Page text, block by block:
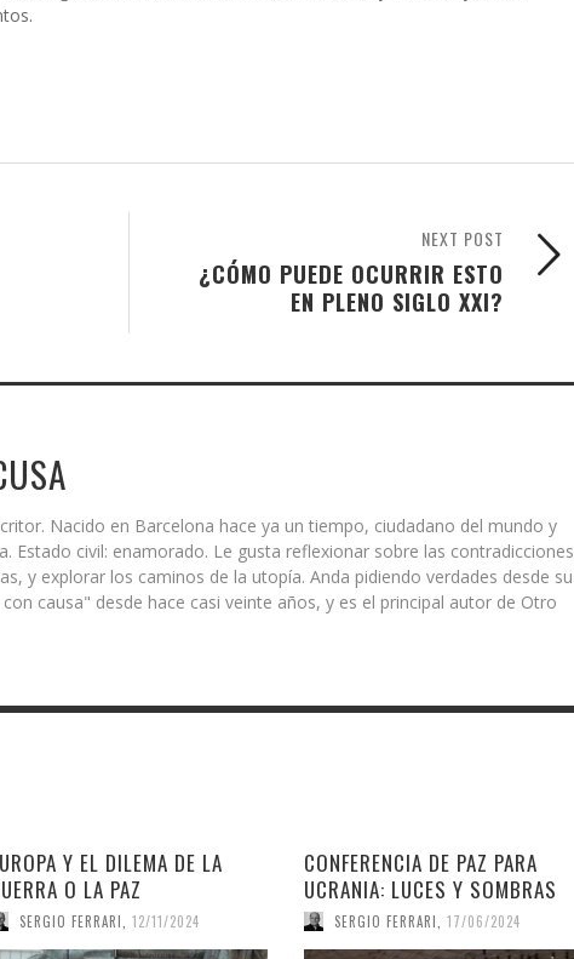
NEXT POST
¿CÓMO PUEDE OCURRIR ESTO
EN PLENO SIGLO XXI?
Nacido en Barcelona hace ya un tiempo, ciudadano del mundo y
Estado civil: enamorado. Le gusta reflexionar sobre las contradicciones
y explorar los caminos de la utopía. Anda pidiendo verdades desde su
causa" desde hace casi veinte años, y es el principal autor de Otro
Y EL DILEMA DE LA
O LA PAZ
SERGIO FERRARI 12/11/2024
CONFERENCIA DE PAZ PARA
UCRANIA: LUCES Y SOMBRAS
SERGIO FERRARI 17/06/2024